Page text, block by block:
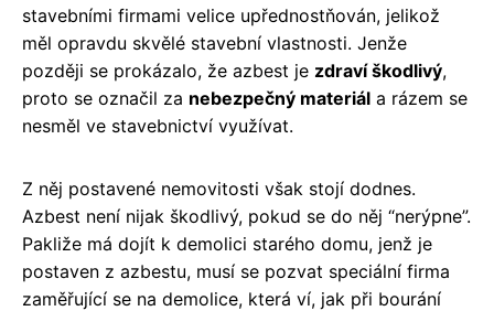
stavebními firmami velice upřednostňován, jelikož
měl opravdu skvělé stavební vlastnosti. Jenže
později se prokázalo, že azbest je zdraví škodlivý,
proto se označil za nebezpečný materiál a rázem se
nesměl ve stavebnictví využívat.
Z něj postavené nemovitosti však stojí dodnes.
Azbest není nijak škodlivý, pokud se do něj “nerýpne”.
Pakliže má dojít k demolici starého domu, jenž je
postaven z azbestu, musí se pozvat speciální firma
zaměřující se na demolice, která ví, jak při bourání